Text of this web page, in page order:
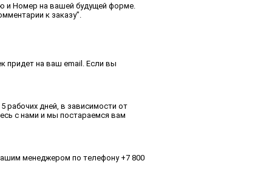
и Номер на вашей будущей форме.
к заказу”.
придет на ваш email. Если вы
рабочих дней, в зависимости от
с нами и мы постараемся вам
менеджером по телефону +7 800